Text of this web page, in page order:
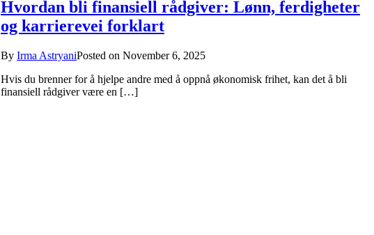
Hvordan bli finansiell rådgiver: Lønn, ferdigheter
og karrierevei forklart
By Irma AstryaniPosted on November 6, 2025
Hvis du brenner for å hjelpe andre med å oppnå økonomisk frihet, kan det å bli
finansiell rådgiver være en […]